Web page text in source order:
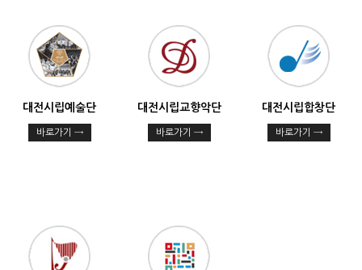
대전시립예술단
바로가기 →
대전시립교향악단
바로가기 →
대전시립합창단
바로가기 →